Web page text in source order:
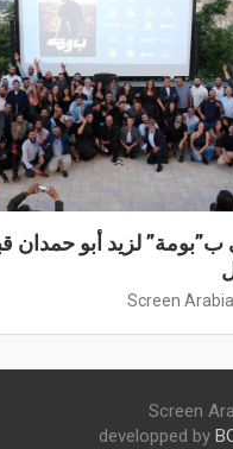
ب”بومة” لزيد أبو
Screen Arabia
Screen
developped by